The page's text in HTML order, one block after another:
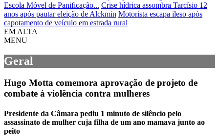
Escola Móvel de Panificação... Crise hídrica assombra Tarcísio 12
anos após pautar eleição de Alckmin Motorista escapa ileso após
capotamento de veículo em estrada rural
EM ALTA
MENU
Geral
Hugo Motta comemora aprovação de projeto de
combate à violência contra mulheres
Presidente da Câmara pediu 1 minuto de silêncio pelo
assassinato de mulher cuja filha de um ano mamava junto ao
peito